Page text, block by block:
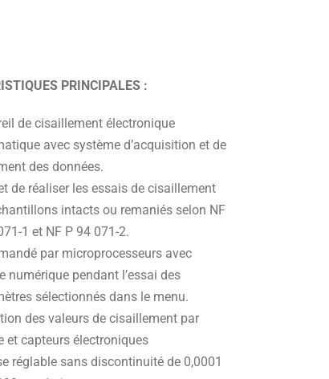
PRINCIPALES :
de cisaillement électronique
avec système d’acquisition et de
des données.
de réaliser les essais de cisaillement
intacts ou remaniés selon NF
1 et NF P 94 071-2.
par microprocesseurs avec
numérique pendant l’essai des
sélectionnés dans le menu.
des valeurs de cisaillement par
et capteurs électroniques
réglable sans discontinuité de 0,0001